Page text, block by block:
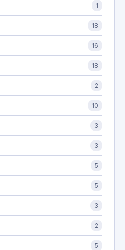
1
18
16
18
2
10
3
3
5
5
3
2
5